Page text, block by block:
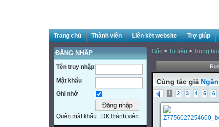
Trang chủ Thành viên Liên kết website Trợ giúp
ĐĂNG NHẬP
Tên truy nhập
Mật khẩu
Ghi nhớ
Quên mật khẩu ĐK thành viên
Gốc > Tư liệu > Trung
Cùng tác giả
1 2 3 4 5 6